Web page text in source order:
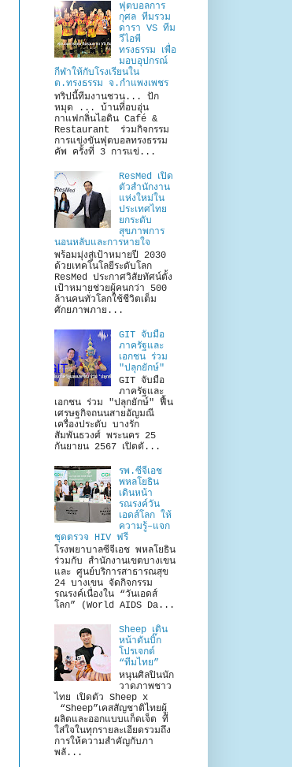
ฟุตบอลการ
กุศล ทีมรวม
ดารา VS ทีม
วีไอพี
ทรงธรรม เพื่อ
มอบอุปกรณ์
กีฬาให้กับโรงเรียนใน
ต.ทรงธรรม จ.กำแพงเพชร
ทริปนี้ทีมงานชวน... ปัก
หมุด ... บ้านที่อบอุ่น
กาแฟกลิ่นไอดิน Café &
Restaurant ร่วมกิจกรรม
การแข่งขันฟุตบอลทรงธรรม
คัพ ครั้งที่ 3 การแข่...
ResMed เปิด
ตัวสำนักงาน
แห่งใหม่ใน
ประเทศไทย
ยกระดับ
สุขภาพการ
นอนหลับและการหายใจ
พร้อมมุ่งสู่เป้าหมายปี 2030
ด้วยเทคโนโลยีระดับโลก
ResMed ประกาศวิสัยทัศน์ตั้ง
เป้าหมายช่วยผู้คนกว่า 500
ล้านคนทั่วโลกใช้ชีวิตเต็ม
ศักยภาพภาย...
GIT จับมือ
ภาครัฐและ
เอกชน ร่วม
"ปลุกยักษ์"
GIT จับมือ
ภาครัฐและ
เอกชน ร่วม "ปลุกยักษ์" ฟื้น
เศรษฐกิจถนนสายอัญมณี
เครื่องประดับ บางรัก
สัมพันธวงศ์ พระนคร 25
กันยายน 2567 เปิดตั...
รพ.ซีจีเอช
พหลโยธิน
เดินหน้า
รณรงค์วัน
เอดส์โลก ให้
ความรู้–แจก
ชุดตรวจ HIV ฟรี
โรงพยาบาลซีจีเอช พหลโยธิน
ร่วมกับ สำนักงานเขตบางเขน
และ ศูนย์บริการสาธารณสุข
24 บางเขน จัดกิจกรรม
รณรงค์เนื่องใน “วันเอดส์
โลก” (World AIDS Da...
Sheep เดิน
หน้าดันบิ๊ก
โปรเจกต์
“ทีมไทย”
หนุนศิลปินนัก
วาดภาพชาว
ไทย เปิดตัว Sheep x
“Sheep”เคสสัญชาติไทยผู้
ผลิตและออกแบบแก็ดเจ็ต ที่
ใส่ใจในทุกรายละเอียดรวมถึง
การให้ความสำคัญกับภา
พลั...